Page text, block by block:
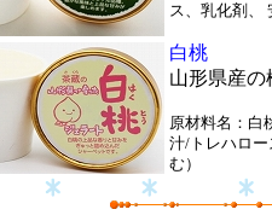
ス、乳化剤、
白桃
山形県産
原材料名：白
汁/トレハロ
む）